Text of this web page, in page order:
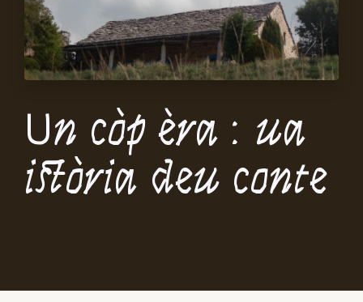
Un còp èra : ua
istòria deu conte